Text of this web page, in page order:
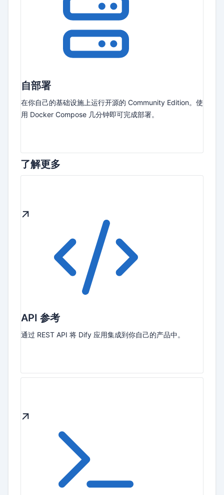
自部署
在你自己的基础设施上运行开源的 Community Edition。使
用 Docker Compose 几分钟即可完成部署。
了解更多
API 参考
通过 REST API 将 Dify 应用集成到你自己的产品中。